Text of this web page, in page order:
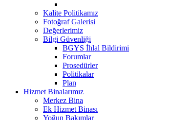
Kalite Politikamız
Fotoğraf Galerisi
Değerlerimiz
Bilgi Güvenliği
BGYS İhlal Bildirimi
Forumlar
Prosedürler
Politikalar
Plan
Hizmet Binalarımız
Merkez Bina
Ek Hizmet Binası
Yoğun Bakımlar